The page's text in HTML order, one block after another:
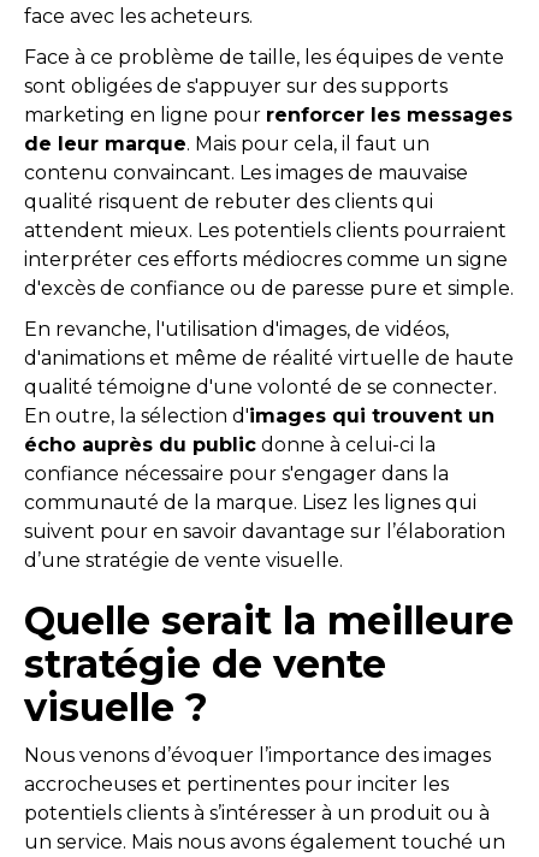
face avec les acheteurs.
Face à ce problème de taille, les équipes de vente
sont obligées de s'appuyer sur des supports
marketing en ligne pour renforcer les messages
de leur marque. Mais pour cela, il faut un
contenu convaincant. Les images de mauvaise
qualité risquent de rebuter des clients qui
attendent mieux. Les potentiels clients pourraient
interpréter ces efforts médiocres comme un signe
d'excès de confiance ou de paresse pure et simple.
En revanche, l'utilisation d'images, de vidéos,
d'animations et même de réalité virtuelle de haute
qualité témoigne d'une volonté de se connecter.
En outre, la sélection d'images qui trouvent un
écho auprès du public donne à celui-ci la
confiance nécessaire pour s'engager dans la
communauté de la marque. Lisez les lignes qui
suivent pour en savoir davantage sur l’élaboration
d’une stratégie de vente visuelle.
Quelle serait la meilleure
stratégie de vente
visuelle ?
Nous venons d’évoquer l’importance des images
accrocheuses et pertinentes pour inciter les
potentiels clients à s’intéresser à un produit ou à
un service. Mais nous avons également touché un